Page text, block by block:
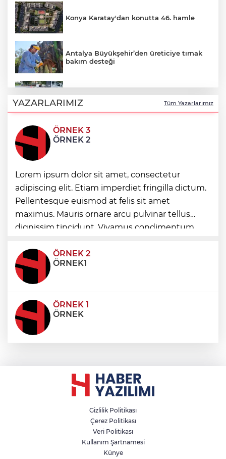
Konya Karatay'dan konutta 46. hamle
Antalya Büyükşehir’den üreticiye tırnak
bakım desteği
Ordu’da kent mobilyaları yenileniyor
Bursa Osmangazi'de minik ellerden
büyük dayanışma
Manisalıların Akpınar Mesire Alanı özlemi
sona erdi
Konya Selçuklular 2000'li yıllara gitti
YAZARLARIMIZ Tüm Yazarlarımız
ÖRNEK 3
ÖRNEK 2
Lorem ipsum dolor sit amet, consectetur
adipiscing elit. Etiam imperdiet fringilla dictum.
Pellentesque euismod at felis sit amet
maximus. Mauris ornare arcu pulvinar tellus
dignissim tincidunt. Vivamus condimentum
condimentum eros et, faucibus sapien. Praese
ÖRNEK 2
ÖRNEK1
ÖRNEK 1
ÖRNEK
Gizlilik Politikası
Çerez Politikası
Veri Politikası
Kullanım Şartnamesi
Künye